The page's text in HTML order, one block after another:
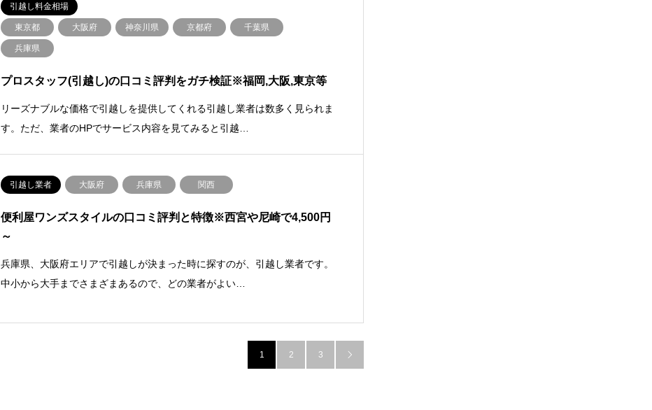
引越し料金相場
東京都 大阪府 神奈川県 京都府 千葉県
兵庫県
プロスタッフ(引越し)の口コミ評判をガチ検証※福岡,大阪,東京等
リーズナブルな価格で引越しを提供してくれる引越し業者は数多く見られま
す。ただ、業者のHPでサービス内容を見てみると引越…
引越し業者 大阪府 兵庫県 関西
便利屋ワンズスタイルの口コミ評判と特徴※西宮や尼崎で4,500円
～
兵庫県、大阪府エリアで引越しが決まった時に探すのが、引越し業者です。
中小から大手までさまざまあるので、どの業者がよい…
1 2 3 